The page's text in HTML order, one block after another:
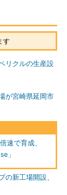
す
リクルの生産設
が宮崎県延岡市
速で育成、
」
の新工場開設、